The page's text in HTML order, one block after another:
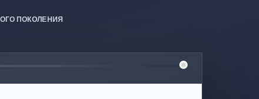
ПОКОЛЕНИЯ